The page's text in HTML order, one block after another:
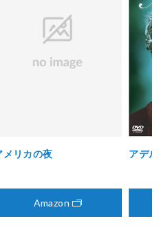
メリカの夜
Amazon
アデ